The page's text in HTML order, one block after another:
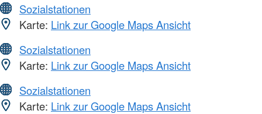
Sozialstationen
Karte: Link zur Google Maps Ansicht
Sozialstationen
Karte: Link zur Google Maps Ansicht
Sozialstationen
Karte: Link zur Google Maps Ansicht